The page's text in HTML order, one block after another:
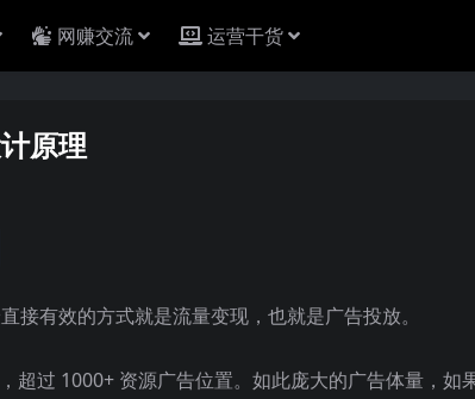
网赚交流 运营干货
原理
接有效的方式就是流量变现，也就是广告投放。
超过 1000+ 资源广告位置。如此庞大的广告体量，如